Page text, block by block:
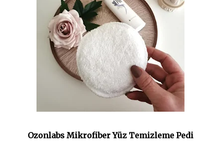
Ozonlabs Mikrofiber Yüz Temizleme Pedi